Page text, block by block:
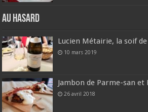
Au hasard
Lucien Métairie, la soif
10 mars 2019
Jambon de Parme-san
26 avril 2018